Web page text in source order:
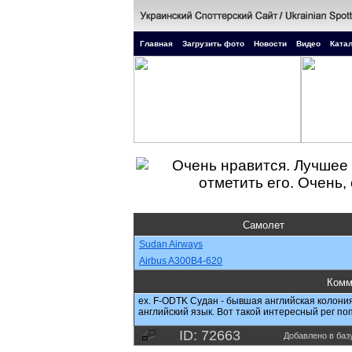
Главная Загрузить фото Новости Видео
Самолет
Sudan Airways
Airbus A300B4-620
ex. F-ODTK Судан - бывшая английская
английский язык. Вот такой интересный рег
ID: 72663 Добавлено в